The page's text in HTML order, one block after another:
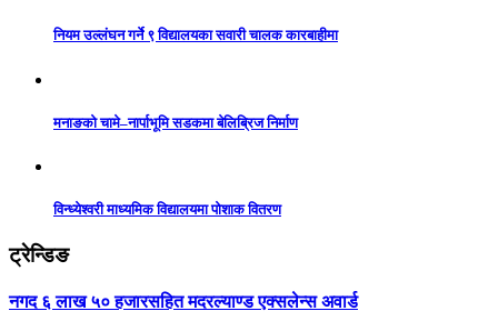
नियम उल्लंघन गर्ने ९ विद्यालयका सवारी चालक कारबाहीमा
मनाङको चामे–नार्पाभूमि सडकमा बेलिब्रिज निर्माण
विन्ध्येश्वरी माध्यमिक विद्यालयमा पोशाक वितरण
ट्रेन्डिङ
नगद ६ लाख ५० हजारसहित मदरल्याण्ड एक्सलेन्स अवार्ड